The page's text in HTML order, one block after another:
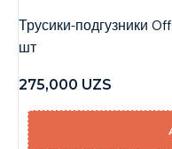
Трусики-подгузники
шт
275,000 UZS